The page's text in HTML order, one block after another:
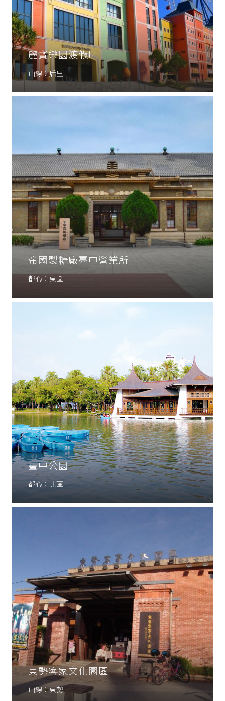
麗寶樂園渡假區
山線：后里
帝國製糖廠臺中營業所
都心：東區
臺中公園
都心：北區
東勢客家文化園區
山線：東勢